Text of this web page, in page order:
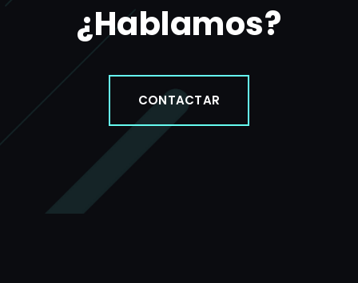
¿Hablamos?
CONTACTAR